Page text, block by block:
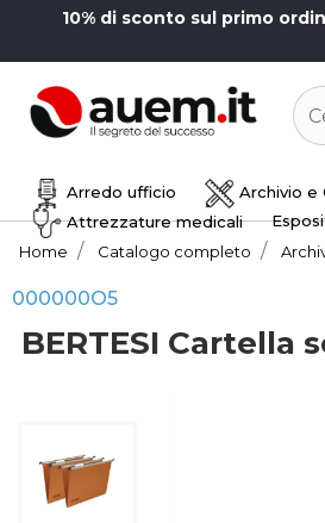
10% di sconto sul primo
Arredo ufficio Archivio e
Attrezzature medicali
Home
Catalogo completo
000000O5
BERTESI Cartella